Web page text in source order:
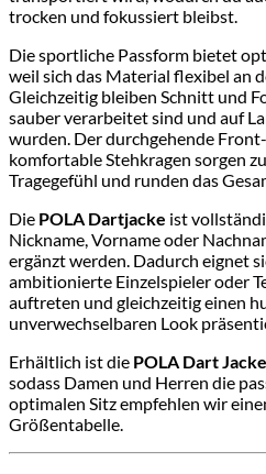
trocken und fokussiert bleibst.
Die sportliche Passform bietet
weil sich das Material flexibel an
Gleichzeitig bleiben Schnitt und
sauber verarbeitet sind und auf
wurden. Der durchgehende
komfortable Stehkragen sorgen
Tragegefühl und runden das
Die POLA Dartjacke ist
Nickname, Vorname oder
ergänzt werden. Dadurch eignet
ambitionierte Einzelspieler oder
auftreten und gleichzeitig einen
unverwechselbaren Look
Erhältlich ist die POLA Dart Jacke
sodass Damen und Herren die
optimalen Sitz empfehlen wir
Größentabelle.